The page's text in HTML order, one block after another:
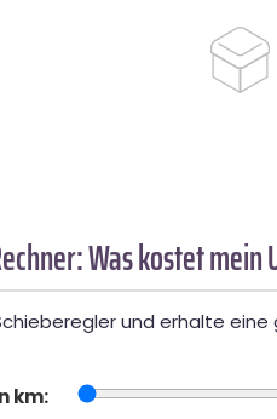
Was kostet
und erhalte
km: